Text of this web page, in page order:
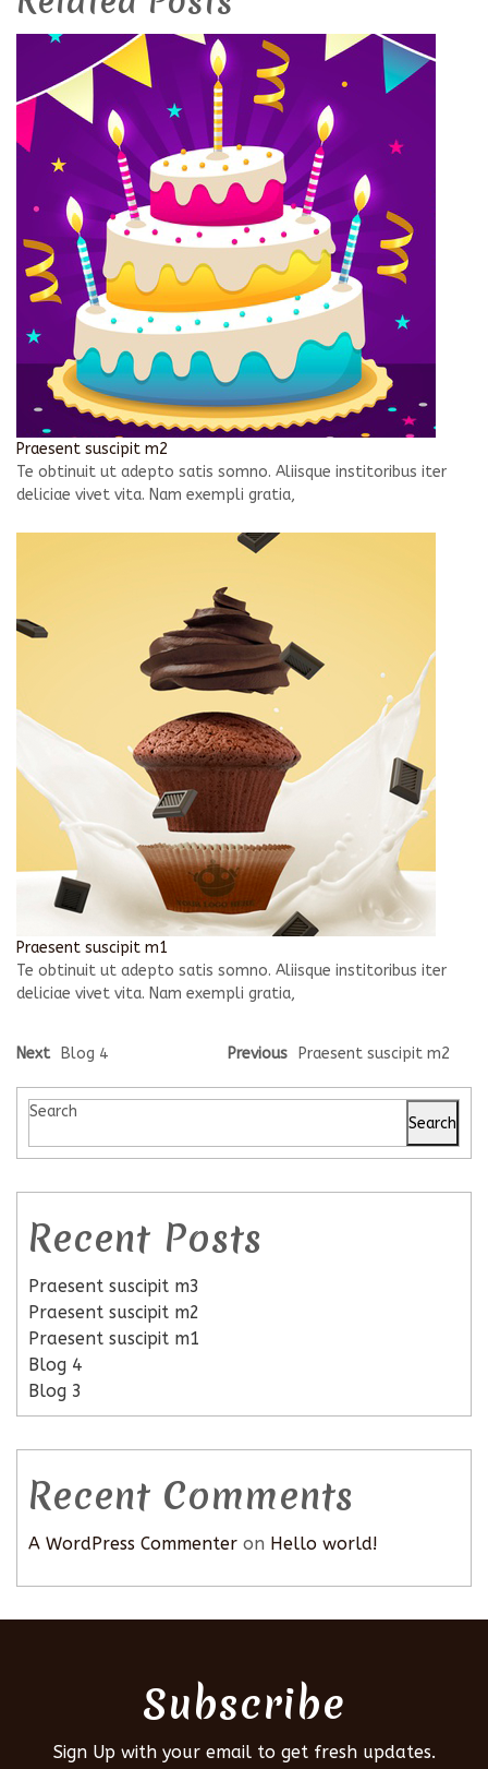
Praesent suscipit m2
Te obtinuit ut adepto satis somno. Aliisque institoribus iter
deliciae vivet vita. Nam exempli gratia,
Praesent suscipit m1
Te obtinuit ut adepto satis somno. Aliisque institoribus iter
deliciae vivet vita. Nam exempli gratia,
Next Blog 4 Previous Praesent suscipit m2
Search
Search
Recent Posts
Praesent suscipit m3
Praesent suscipit m2
Praesent suscipit m1
Blog 4
Blog 3
Recent Comments
A WordPress Commenter on Hello world!
Subscribe
Sign Up with your email to get fresh updates.